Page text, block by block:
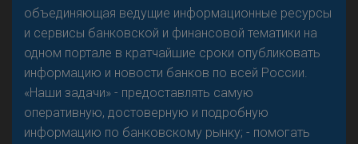
Резкого разворота на рынке автокредитов не
предвидится - «Интервью»
объединяющая ведущие информационные ресурсы
и сервисы банковской и финансовой тематики на
одном портале в кратчайшие сроки опубликовать
информацию и новости банков по всей России.
«Наши задачи» - предоставлять самую
оперативную, достоверную и подробную
информацию по банковскому рынку; - помогать